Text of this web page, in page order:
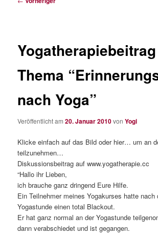
Thema
nach Yoga”
Veröffentlicht am20. Januar 2010vonYogi
Klicke einfach auf das Bild oder hier… um an
teilzunehmen…
Diskussionsbeitrag auf www.yogatherapie.cc
“Hallo ihr Lieben,
ich brauche ganz dringend Eure Hilfe.
Ein Teilnehmer meines Yogakurses hatte nach
Yogastunde einen total Blackout.
Er hat ganz normal an der Yogastunde
dann verabschiedet und ist gegangen.